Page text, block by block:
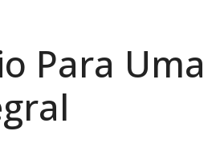
Para Uma